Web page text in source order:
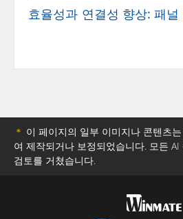
효율성과 연결성 향상: 패널
＊ 이 페이지의 일부 이미지나 콘텐츠
여 제작되거나 보정되었습니다. 모든
검토를 거쳤습니다.